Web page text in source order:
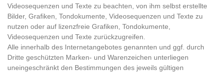
Videosequenzen und Texte zu beachten, von ihm selbst erstellte
Bilder, Grafiken, Tondokumente, Videosequenzen und Texte zu
nutzen oder auf lizenzfreie Grafiken, Tondokumente,
Videosequenzen und Texte zurückzugreifen.
Alle innerhalb des Internetangebotes genannten und ggf. durch
Dritte geschützten Marken- und Warenzeichen unterliegen
uneingeschränkt den Bestimmungen des jeweils gültigen